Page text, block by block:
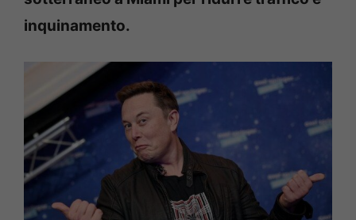
inquinamento.